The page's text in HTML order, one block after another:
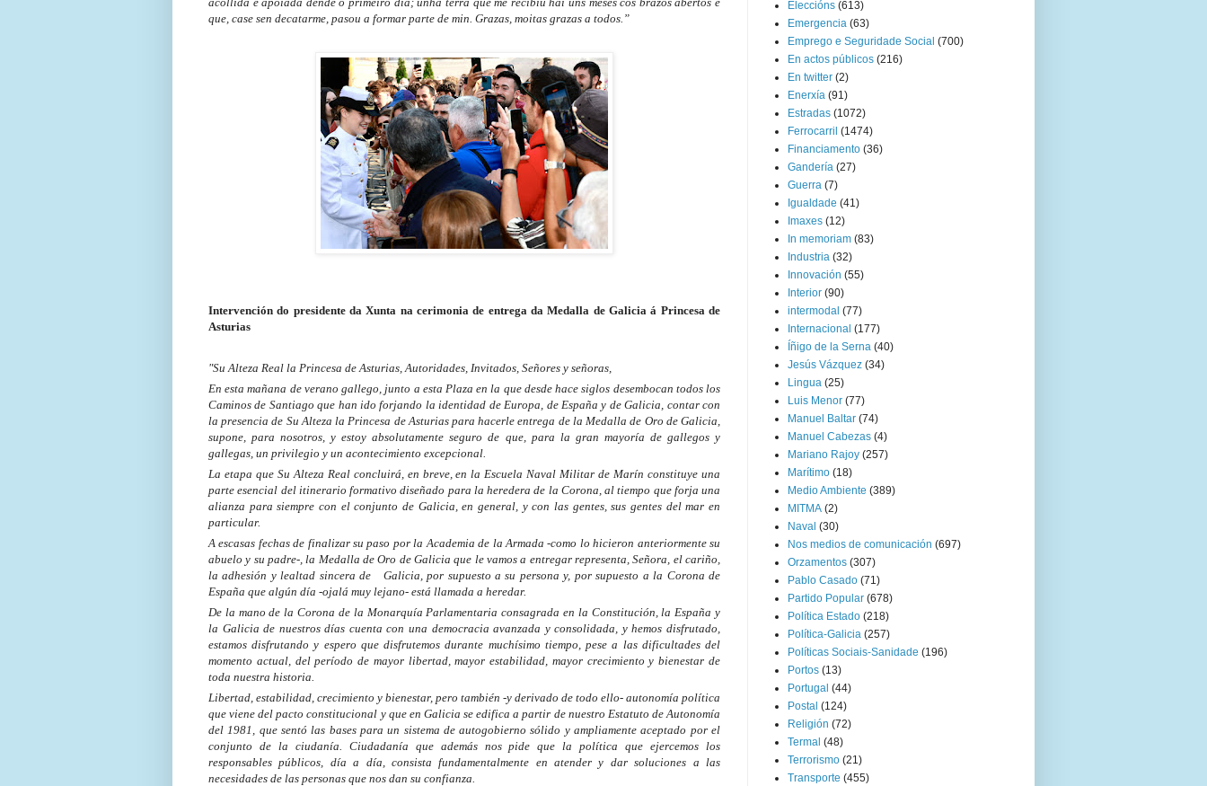
que, case sen decatarme, pasou a formar parte de min. Grazas, moitas grazas a todos.”
Intervención do presidente da Xunta na cerimonia de entrega da Medalla de Galicia á Princesa de
Asturias
"Su Alteza Real la Princesa de Asturias, Autoridades, Invitados, Señores y señoras,
En esta mañana de verano gallego, junto a esta Plaza en la que desde hace siglos desembocan todos los
Caminos de Santiago que han ido forjando la identidad de Europa, de España y de Galicia, contar con
la presencia de Su Alteza la Princesa de Asturias para hacerle entrega de la Medalla de Oro de Galicia,
supone, para nosotros, y estoy absolutamente seguro de que, para la gran mayoría de gallegos y
gallegas, un privilegio y un acontecimiento excepcional.
La etapa que Su Alteza Real concluirá, en breve, en la Escuela Naval Militar de Marín constituye una
parte esencial del itinerario formativo diseñado para la heredera de la Corona, al tiempo que forja una
alianza para siempre con el conjunto de Galicia, en general, y con las gentes, sus gentes del mar en
particular.
A escasas fechas de finalizar su paso por la Academia de la Armada -como lo hicieron anteriormente su
abuelo y su padre-, la Medalla de Oro de Galicia que le vamos a entregar representa, Señora, el cariño,
la adhesión y lealtad sincera de Galicia, por supuesto a su persona y, por supuesto a la Corona de
España que algún día -ojalá muy lejano- está llamada a heredar.
De la mano de la Corona de la Monarquía Parlamentaria consagrada en la Constitución, la España y
la Galicia de nuestros días cuenta con una democracia avanzada y consolidada, y hemos disfrutado,
estamos disfrutando y espero que disfrutemos durante muchísimo tiempo, pese a las dificultades del
momento actual, del período de mayor libertad, mayor estabilidad, mayor crecimiento y bienestar de
toda nuestra historia.
Libertad, estabilidad, crecimiento y bienestar, pero también -y derivado de todo ello- autonomía política
que viene del pacto constitucional y que en Galicia se edifica a partir de nuestro Estatuto de Autonomía
del 1981, que sentó las bases para un sistema de autogobierno sólido y ampliamente aceptado por el
conjunto de la ciudanía. Ciudadanía que además nos pide que la política que ejercemos los
responsables públicos, día a día, consista fundamentalmente en atender y dar soluciones a las
necesidades de las personas que nos dan su confianza.
Eleccións (613)
Emergencia (63)
Emprego e Seguridade Social (700)
En actos públicos (216)
En twitter (2)
Enerxía (91)
Estradas (1072)
Ferrocarril (1474)
Financiamento (36)
Gandería (27)
Guerra (7)
Igualdade (41)
Imaxes (12)
In memoriam (83)
Industria (32)
Innovación (55)
Interior (90)
intermodal (77)
Internacional (177)
Íñigo de la Serna (40)
Jesús Vázquez (34)
Lingua (25)
Luis Menor (77)
Manuel Baltar (74)
Manuel Cabezas (4)
Mariano Rajoy (257)
Marítimo (18)
Medio Ambiente (389)
MITMA (2)
Naval (30)
Nos medios de comunicación (697)
Orzamentos (307)
Pablo Casado (71)
Partido Popular (678)
Política Estado (218)
Política-Galicia (257)
Políticas Sociais-Sanidade (196)
Portos (13)
Portugal (44)
Postal (124)
Religión (72)
Termal (48)
Terrorismo (21)
Transporte (455)